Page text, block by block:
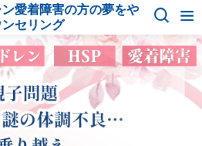
愛着障害の方の夢をや
セリング